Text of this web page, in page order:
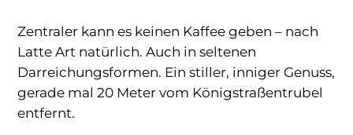
Zentraler kann es keinen Kaffee geben – nach
Latte Art natürlich. Auch in seltenen
Darreichungsformen. Ein stiller, inniger Genuss,
gerade mal 20 Meter vom Königstraßentrubel
entfernt.